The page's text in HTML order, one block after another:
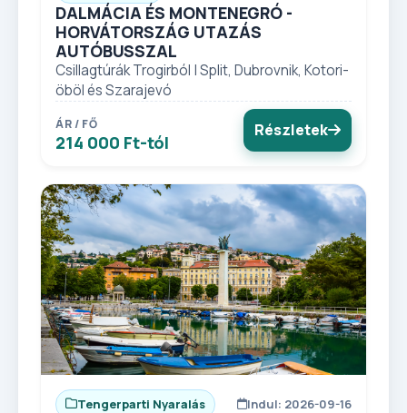
DALMÁCIA ÉS MONTENEGRÓ -
HORVÁTORSZÁG UTAZÁS
AUTÓBUSSZAL
Csillagtúrák Trogirból | Split, Dubrovnik, Kotori-
öböl és Szarajevó
ÁR / FŐ
214 000 Ft-tól
Részletek
Tengerparti Nyaralás Indul: 2026-09-16